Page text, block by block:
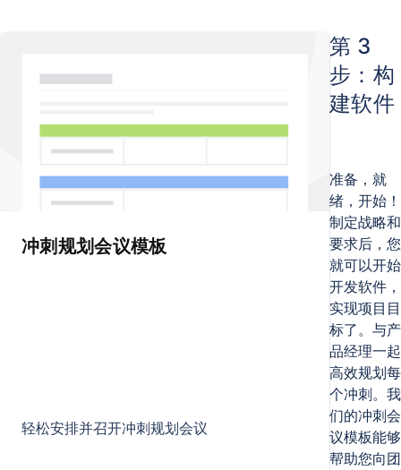
冲刺规划会议模板
轻松安排并召开冲刺规划会议
第 3
步：构
建软件
准备，就
绪，开始！
制定战略和
要求后，您
就可以开始
开发软件，
实现项目目
标了。与产
品经理一起
高效规划每
个冲刺。我
们的冲刺会
议模板能够
帮助您向团